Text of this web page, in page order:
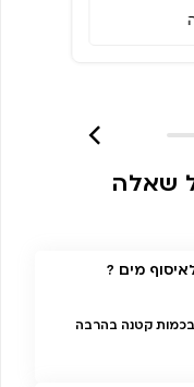
שאלה
מים ?
בכמות קטנה בהרבה